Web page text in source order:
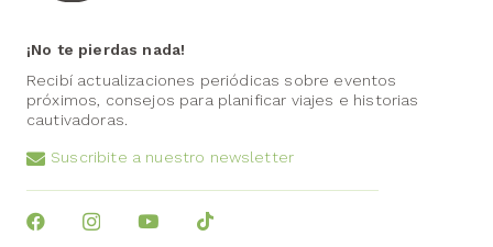
¡No te pierdas nada!
Recibí actualizaciones periódicas sobre eventos
próximos, consejos para planificar viajes e historias
cautivadoras.
Suscribite a nuestro newsletter